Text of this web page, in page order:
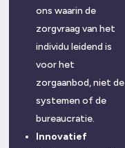
ons waarin de
zorgvraag van het
individu leidend is
voor het
zorgaanbod, niet de
systemen of de
bureaucratie.
Innovatief